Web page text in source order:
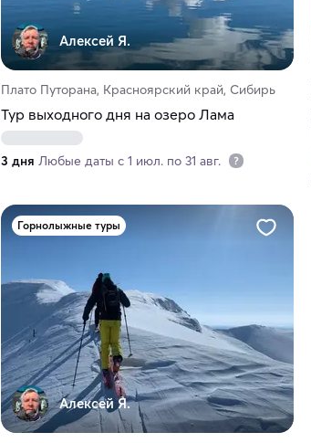
Алексей Я.
Плато Путорана, Красноярский край, Сибирь
Тур выходного дня на озеро Лама
3 дня Любые даты с 1 июл. по 31 авг.
Горнолыжные туры
Алексей Я.